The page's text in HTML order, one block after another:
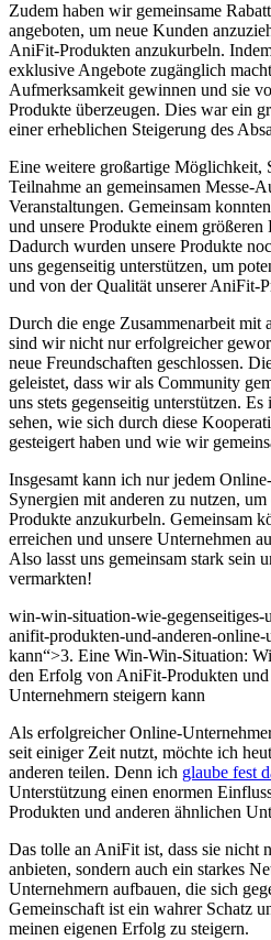
Zudem haben wir gemeinsame
angeboten, um neue Kunden
AniFit-Produkten anzukurbeln.
⁢exklusive ⁤Angebote ‌zugänglich⁤
Aufmerksamkeit gewinnen und ⁣sie
Produkte überzeugen. Dies war ein
einer erheblichen Steigerung des
Eine weitere großartige Möglichkeit,
Teilnahme⁤ an gemeinsamen Messe-
Veranstaltungen. ⁣Gemeinsam
⁤und unsere Produkte einem größeren
Dadurch wurden unsere Produkte⁢
‍uns gegenseitig unterstützen, um⁤
und‌ von der Qualität unserer AniFit-
Durch die enge Zusammenarbeit mit
sind wir nicht ​nur erfolgreicher
neue Freundschaften geschlossen.
geleistet, dass wir als ​Community​
uns stets gegenseitig unterstützen.
sehen, ‌wie sich durch diese
⁤gesteigert​ haben ‍und wie wir
Insgesamt kann ‌ich nur jedem
Synergien mit anderen zu ⁢nutzen,
Produkte anzukurbeln. Gemeinsam
erreichen‍ und unsere Unternehmen
Also lasst uns gemeinsam stark sein
vermarkten!
win-win-situation-wie-gegenseitiges-
anifit-produkten-und-anderen-online-
kann“>3. ⁣Eine Win-Win-Situation:⁣
den Erfolg ⁢von AniFit-Produkten⁣
Unternehmern steigern kann
Als erfolgreicher ‍Online-
seit einiger Zeit nutzt,⁣ möchte‍ ich
anderen teilen. Denn ich⁢ glaube fest
Unterstützung einen enormen
Produkten und anderen ähnlichen
Das⁤ tolle an AniFit ist, dass sie nicht‌
anbieten, sondern auch ein starkes
Unternehmern aufbauen, die sich
⁣Gemeinschaft ist ein wahrer Schatz
meinen eigenen‍ Erfolg‌ zu steigern.